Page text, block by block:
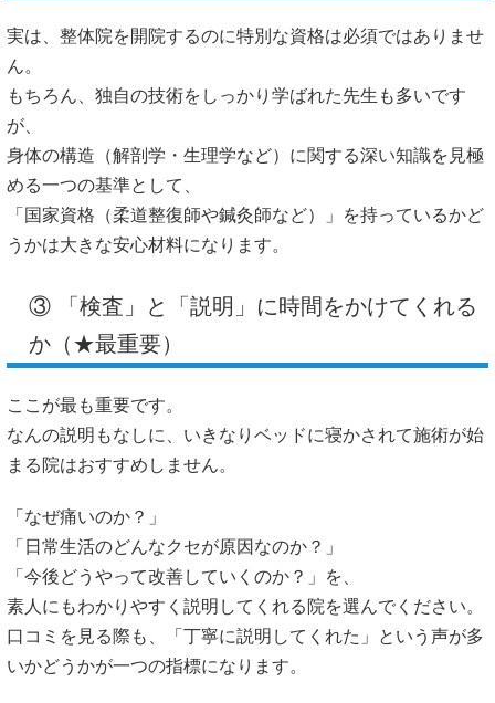
実は、整体院を開院するのに特別な資格は必須ではありませ
ん。
もちろん、独自の技術をしっかり学ばれた先生も多いです
が、
身体の構造（解剖学・生理学など）に関する深い知識を見極
める一つの基準として、
「国家資格（柔道整復師や鍼灸師など）」を持っているかど
うかは大きな安心材料になります。
③ 「検査」と「説明」に時間をかけてくれる
か（★最重要）
ここが最も重要です。
なんの説明もなしに、いきなりベッドに寝かされて施術が始
まる院はおすすめしません。
「なぜ痛いのか？」
「日常生活のどんなクセが原因なのか？」
「今後どうやって改善していくのか？」を、
素人にもわかりやすく説明してくれる院を選んでください。
口コミを見る際も、「丁寧に説明してくれた」という声が多
いかどうかが一つの指標になります。